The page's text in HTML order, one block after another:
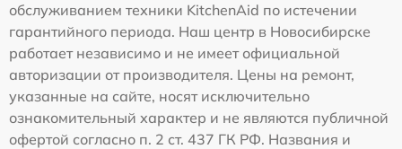
обслуживанием техники KitchenAid по истечении
гарантийного периода. Наш центр в Новосибирске
работает независимо и не имеет официальной
авторизации от производителя. Цены на ремонт,
указанные на сайте, носят исключительно
ознакомительный характер и не являются публичной
офертой согласно п. 2 ст. 437 ГК РФ. Названия и